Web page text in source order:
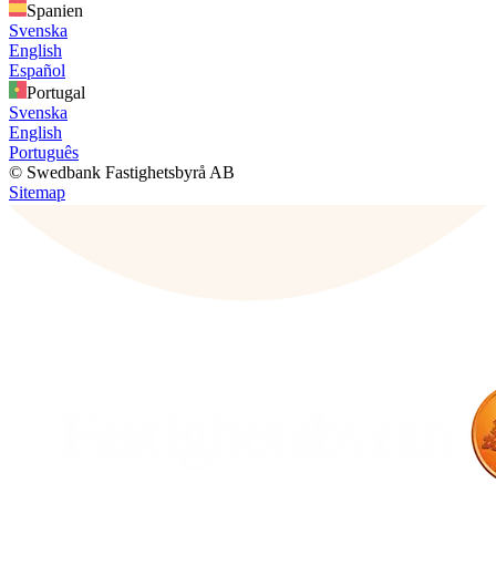
Spanien
Svenska
English
Español
Portugal
Svenska
English
Português
© Swedbank Fastighetsbyrå AB
Sitemap